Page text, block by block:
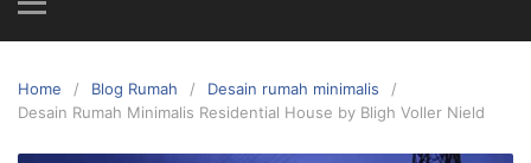
Home Blog Rumah
Desain rumah minimalis
Desain Rumah Minimalis Residential House by Bligh Voller Nield